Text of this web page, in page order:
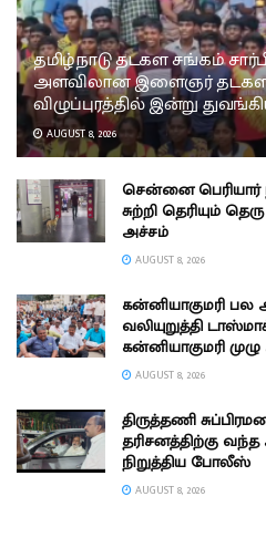
தமிழ்நாடு தடகள சங்கம்
அளவிலான இளைஞர்
விழுப்புரத்தில் இன்று
AUGUST 8, 2026
சென்னை பெரியார்
சுற்றி தெரியும்
அச்சம்
AUGUST 8, 2026
கன்னியாகுமரி
வலியுறுத்தி
கன்னியாகுமரி
AUGUST 8, 2026
திருத்தணி
தரிசனத்திற்கு வந்த
நிறுத்திய போலீஸ்
AUGUST 8, 2026